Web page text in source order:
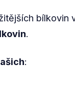
bílkovin
.
: